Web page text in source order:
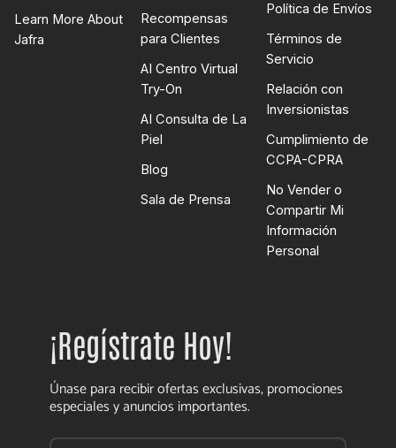
Learn More About
Jafra
Recompensas
para Clientes
AI Centro Virtual
Try-On
AI Consulta de La
Piel
Blog
Sala de Prensa
Política de Envíos
Términos de
Servicio
Relación con
Inversionistas
Cumplimiento de
CCPA-CPRA
No Vender o
Compartir Mi
Información
Personal
¡Regístrate Hoy!
Únase para recibir ofertas exclusivas, promociones
especiales y anuncios importantes.